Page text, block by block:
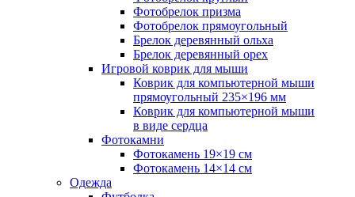
Фотобрелок призма
Фотобрелок прямоугольный
Брелок деревянный ольха
Брелок деревянный орех
Игровой коврик для мыши
Коврик для компьютерной мыши
прямоугольный 235×196 мм
Коврик для компьютерной мыши
в виде сердца
Фотокамни
Фотокамень 19×19 см
Фотокамень 14×14 см
Одежда